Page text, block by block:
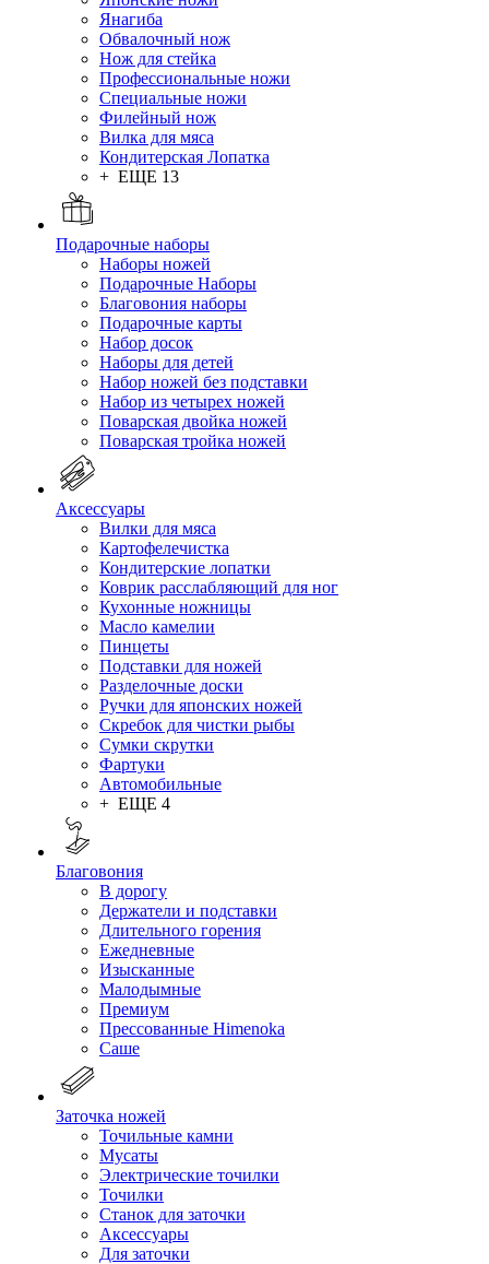
Янагиба
Обвалочный нож
Нож для стейка
Профессиональные ножи
Специальные ножи
Филейный нож
Вилка для мяса
Кондитерская Лопатка
+ ЕЩЕ 13
Подарочные наборы
Наборы ножей
Подарочные Наборы
Благовония наборы
Подарочные карты
Набор досок
Наборы для детей
Набор ножей без подставки
Набор из четырех ножей
Поварская двойка ножей
Поварская тройка ножей
Аксессуары
Вилки для мяса
Картофелечистка
Кондитерские лопатки
Коврик расслабляющий для ног
Кухонные ножницы
Масло камелии
Пинцеты
Подставки для ножей
Разделочные доски
Ручки для японских ножей
Скребок для чистки рыбы
Сумки скрутки
Фартуки
Автомобильные
+ ЕЩЕ 4
Благовония
В дорогу
Держатели и подставки
Длительного горения
Ежедневные
Изысканные
Малодымные
Премиум
Прессованные Himenoka
Саше
Заточка ножей
Точильные камни
Мусаты
Электрические точилки
Точилки
Станок для заточки
Аксессуары
Для заточки